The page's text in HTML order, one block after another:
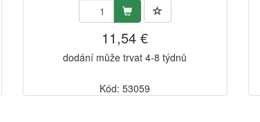
11,54 €
dodání může trvat 4-8 týdnů
Kód: 53059